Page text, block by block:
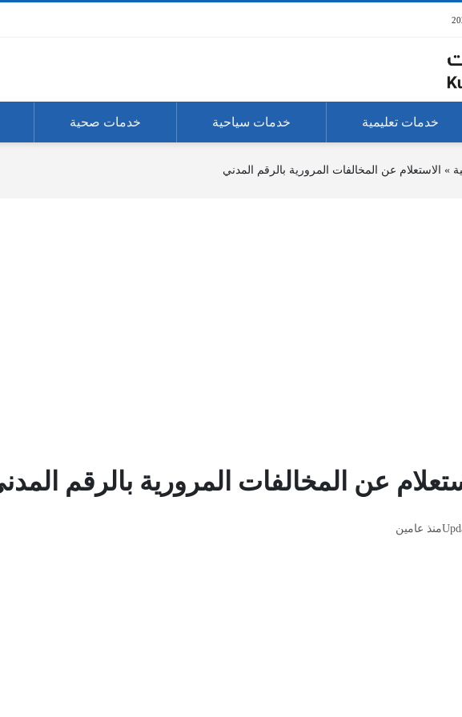
خدمات تعليمية خدمات سياحية خدمات صحية
» الاستعلام عن المخالفات المرورية بالرقم المدني
عن المخالفات المرورية بالرقم
منذ عامين